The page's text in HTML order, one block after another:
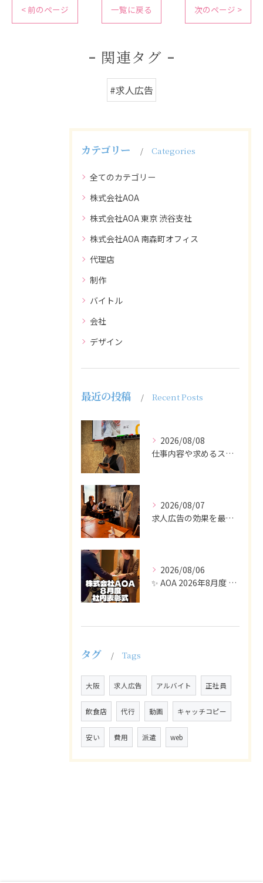
< 前のページ 一覧に戻る 次のページ >
関連タグ
#求人広告
カテゴリー Categories
全てのカテゴリー
株式会社AOA
株式会社AOA 東京 渋谷支社
株式会社AOA 南森町オフィス
代理店
制作
バイトル
会社
デザイン
最近の投稿 Recent Posts
2026/08/08
仕事内容や求めるスキルを明確にし、ターゲット層に響くメッセー...
2026/08/07
求人広告の効果を最大化するために最も重要なのは、掲載タイミン...
2026/08/06
✨ AOA 2026年8月度 表彰式レポート ✨
タグ Tags
大阪 求人広告 アルバイト 正社員
飲食店 代行 動画 キャッチコピー
安い 費用 派遣 web